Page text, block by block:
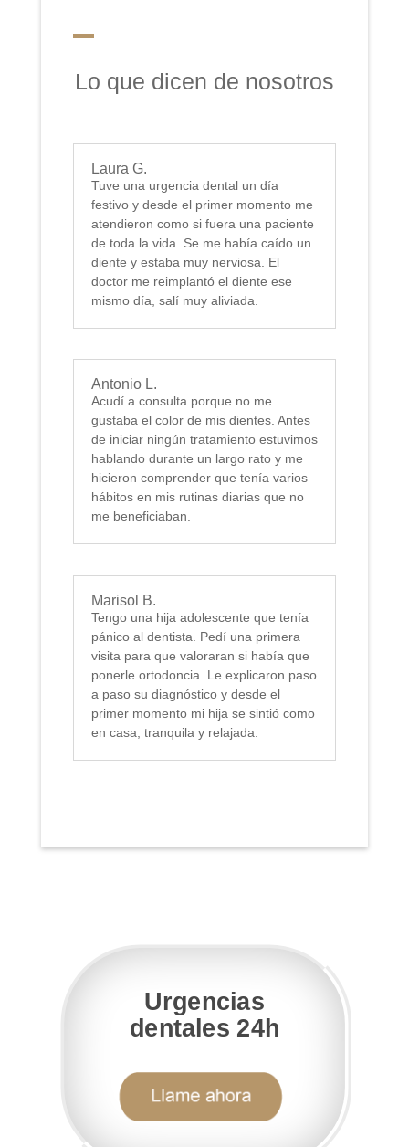
Lo que dicen de nosotros
Laura G.
Tuve una urgencia dental un día
festivo y desde el primer momento me
atendieron como si fuera una paciente
de toda la vida. Se me había caído un
diente y estaba muy nerviosa. El
doctor me reimplantó el diente ese
mismo día, salí muy aliviada.
Antonio L.
Acudí a consulta porque no me
gustaba el color de mis dientes. Antes
de iniciar ningún tratamiento estuvimos
hablando durante un largo rato y me
hicieron comprender que tenía varios
hábitos en mis rutinas diarias que no
me beneficiaban.
Marisol B.
Tengo una hija adolescente que tenía
pánico al dentista. Pedí una primera
visita para que valoraran si había que
ponerle ortodoncia. Le explicaron paso
a paso su diagnóstico y desde el
primer momento mi hija se sintió como
en casa, tranquila y relajada.
Urgencias
dentales 24h